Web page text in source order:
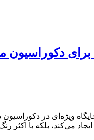
ویژه‌ای در دکوراسیون
می‌کند، بلکه با